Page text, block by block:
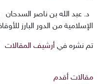
د. عبد الله بن ناصر
الإسلامية من الدور البارز
تم نشره في أرشيف المقالات
مقالات أقدم